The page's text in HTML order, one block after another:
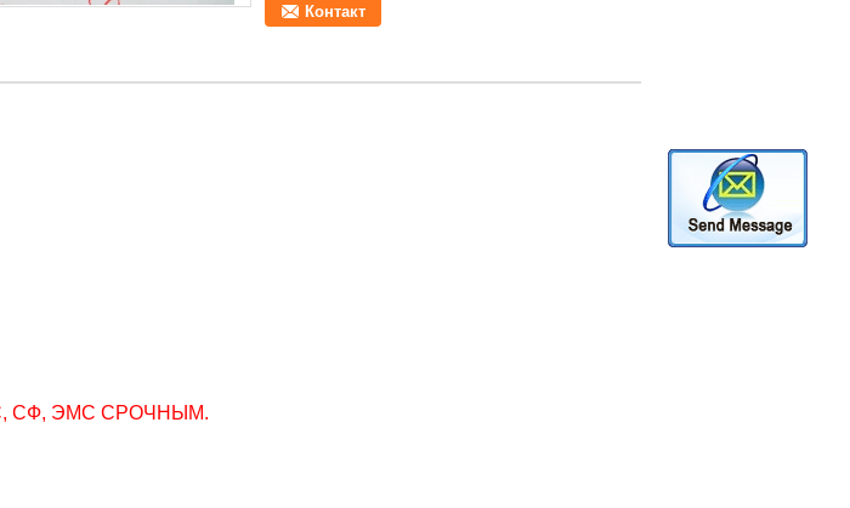
Контакт
СФ, ЭМС СРОЧНЫМ.